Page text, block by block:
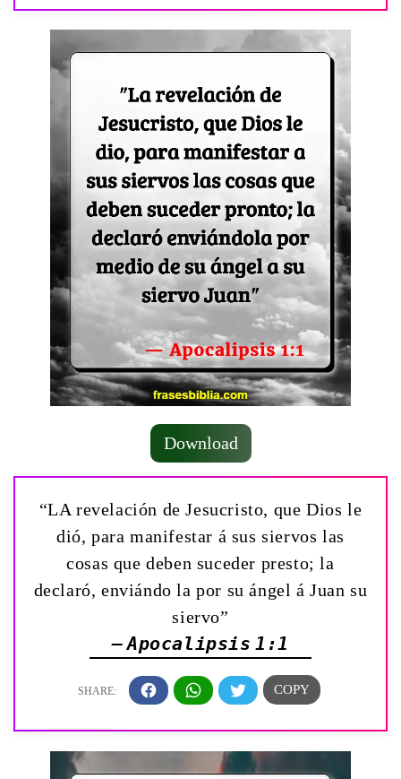
Download
“LA revelación de Jesucristo, que Dios le
dió, para manifestar á sus siervos las
cosas que deben suceder presto; la
declaró, enviándo la por su ángel á Juan su
siervo”
— Apocalipsis 1:1